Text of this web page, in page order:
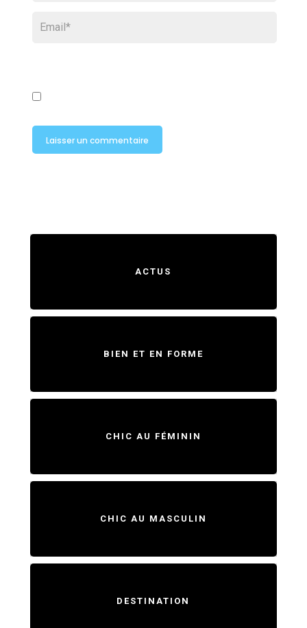
ACTUS
BIEN ET EN FORME
CHIC AU FÉMININ
CHIC AU MASCULIN
DESTINATION